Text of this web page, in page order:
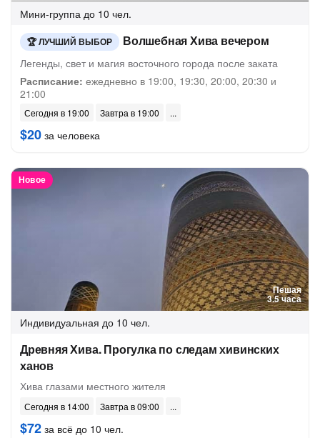
Мини-группа до 10 чел.
ЛУЧШИЙ ВЫБОР Волшебная Хива вечером
Легенды, свет и магия восточного города после заката
Расписание: ежедневно в 19:00, 19:30, 20:00, 20:30 и
21:00
Сегодня в 19:00 Завтра в 19:00
$20 за человека
Новое
Пешая
3.5 часа
Индивидуальная до 10 чел.
Древняя Хива. Прогулка по следам хивинских
ханов
Хива глазами местного жителя
Сегодня в 14:00 Завтра в 09:00
$72 за всё до 10 чел.